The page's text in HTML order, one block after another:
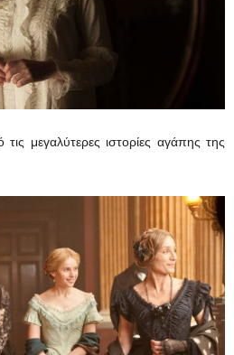
μεγαλύτερες ιστορίες αγάπης της